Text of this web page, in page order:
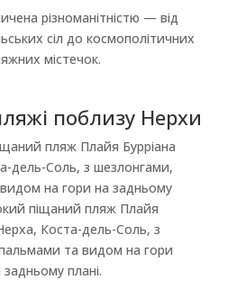
різноманітністю — від
сіл до космополітичних
містечок.
поблизу Нерхи